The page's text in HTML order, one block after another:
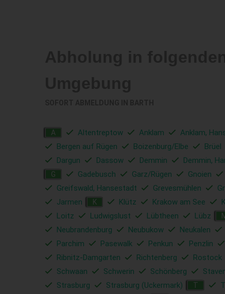
A Altentreptow Anklam Anklam,
Bergen auf Rügen
Boizenburg/Elbe Brüel
Dargun Dassow Demmin Demmin,
G Gadebusch Garz/Rügen Gnoien
Greifswald, Hansestadt
Grevesmühlen
Jarmen K Klütz Krakow am See
Loitz
Ludwigslust Lübtheen Lübz
Neubrandenburg Neubukow Neukalen
Parchim Pasewalk Penkun Penzlin
Ribnitz-Damgarten
Richtenberg Rostock
Schwaan
Schwerin Schönberg
Strasburg
Strasburg (Uckermark) T